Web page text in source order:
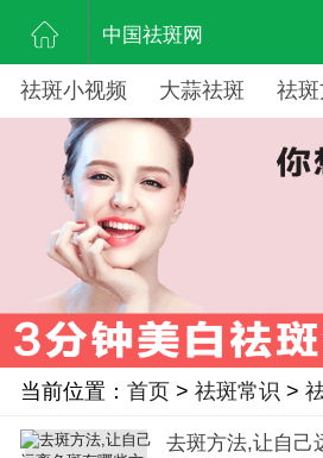
中国祛斑网
祛斑小视频 大蒜祛斑 祛
当前位置： 首页> 祛斑常识 >
去斑方法,让自己